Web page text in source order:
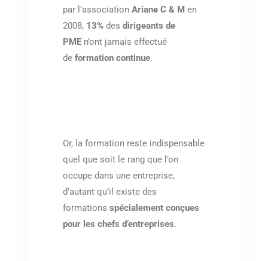
par l’association Ariane C & M en
2008, 13%des dirigeants de
PMEn’ont jamais effectué
de formation continue.
Or, la formation reste indispensable
quel que soit le rang que l’on
occupe dans une entreprise,
d’autant qu’il existe des
formations spécialement conçues
pour les chefs d’entreprises.